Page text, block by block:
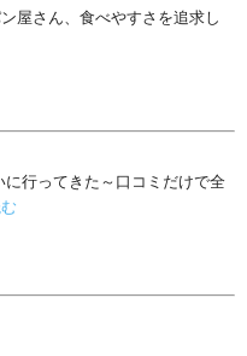
屋さん、食べやすさを追求し
行ってきた～口コミだけで全